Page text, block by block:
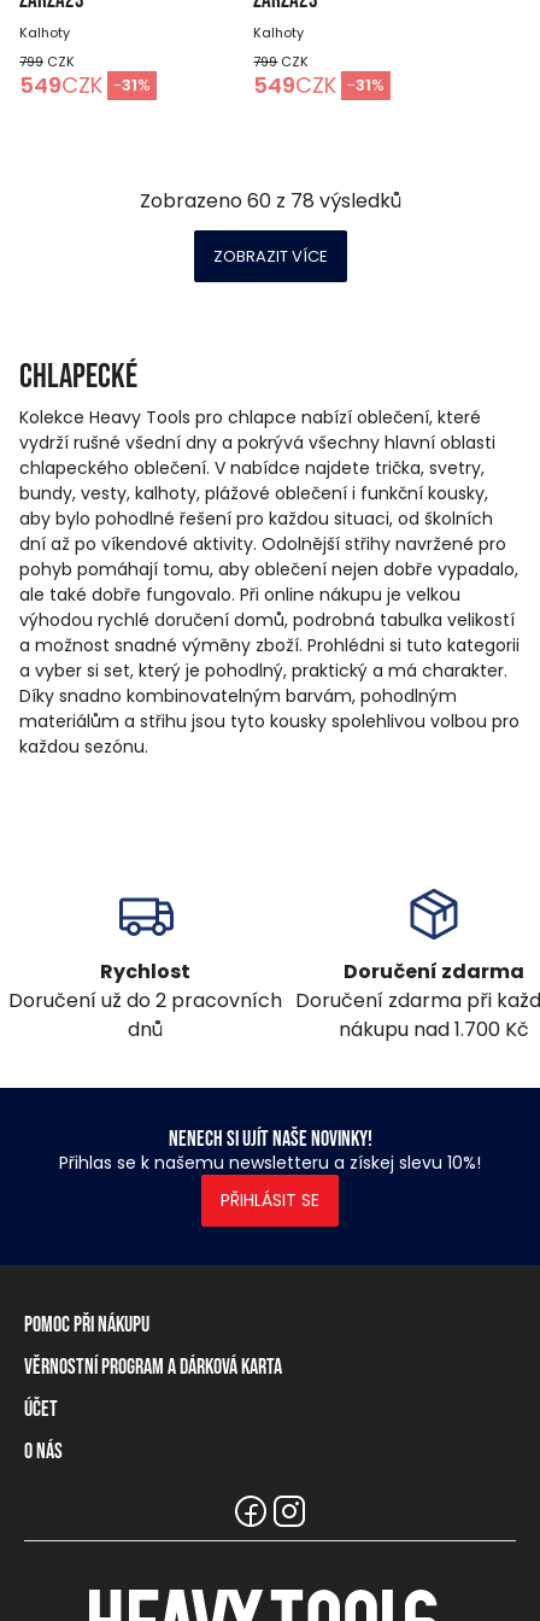
Kalhoty
799 CZK
549CZK -31%
Kalhoty
799CZK
549CZK -31%
Zobrazeno60z 78 výsledků
ZOBRAZIT VÍCE
Chlapecké
Kolekce Heavy Tools pro chlapce nabízí oblečení, které
vydrží rušné všední dny a pokrývá všechny hlavní oblasti
chlapeckého oblečení. V nabídce najdete trička, svetry,
bundy, vesty, kalhoty, plážové oblečení i funkční kousky,
aby bylo pohodlné řešení pro každou situaci, od školních
dní až po víkendové aktivity. Odolnější střihy navržené pro
pohyb pomáhají tomu, aby oblečení nejen dobře vypadalo,
ale také dobře fungovalo. Při online nákupu je velkou
výhodou rychlé doručení domů, podrobná tabulka velikostí
a možnost snadné výměny zboží. Prohlédni si tuto kategorii
a vyber si set, který je pohodlný, praktický a má charakter.
Díky snadno kombinovatelným barvám, pohodlným
materiálům a střihu jsou tyto kousky spolehlivou volbou pro
každou sezónu.
Rychlost
Doručení už do 2 pracovních
dnů
Doručení zdarma
Doručení zdarma při
nákupu nad 1.700 Kč
Nenech si ujít naše novinky!
Přihlas se k našemu newsletteru a získej slevu 10%!
PŘIHLÁSIT SE
Pomoc při nákupu
Informace o dopravě
Způsoby platby
Tabulka rozměrů
Věrnostní program a dárková karta
Věrnostní program
Dárková karta
Účet
Přihlášení / Registrace
O nás